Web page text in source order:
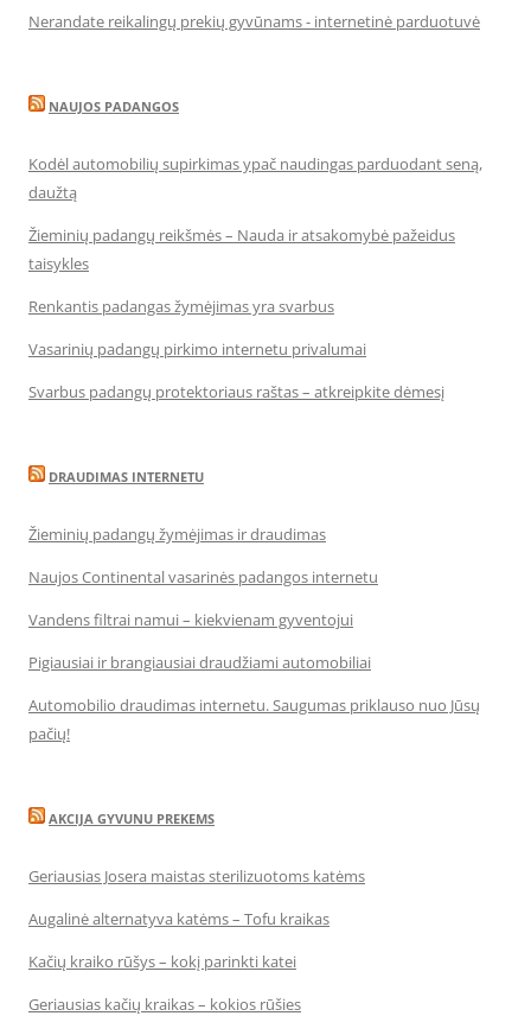
Nerandate reikalingų prekių gyvūnams - internetinė parduotuvė
NAUJOS PADANGOS
Kodėl automobilių supirkimas ypač naudingas parduodant seną,
daužtą
Žieminių padangų reikšmės – Nauda ir atsakomybė pažeidus
taisykles
Renkantis padangas žymėjimas yra svarbus
Vasarinių padangų pirkimo internetu privalumai
Svarbus padangų protektoriaus raštas – atkreipkite dėmesį
DRAUDIMAS INTERNETU
Žieminių padangų žymėjimas ir draudimas
Naujos Continental vasarinės padangos internetu
Vandens filtrai namui – kiekvienam gyventojui
Pigiausiai ir brangiausiai draudžiami automobiliai
Automobilio draudimas internetu. Saugumas priklauso nuo Jūsų
pačių!
AKCIJA GYVUNU PREKEMS
Geriausias Josera maistas sterilizuotoms katėms
Augalinė alternatyva katėms – Tofu kraikas
Kačių kraiko rūšys – kokį parinkti katei
Geriausias kačių kraikas – kokios rūšies